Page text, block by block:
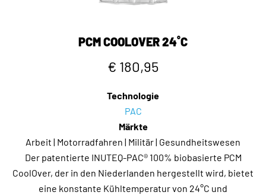
PCM COOLOVER 24˚C
€ 180,95
Technologie
PAC
Märkte
Arbeit | Motorradfahren | Militär | Gesundheitswesen
Der patentierte INUTEQ-PAC® 100% biobasierte PCM
CoolOver, der in den Niederlanden hergestellt wird, bietet
eine konstante Kühltemperatur von 24°C und